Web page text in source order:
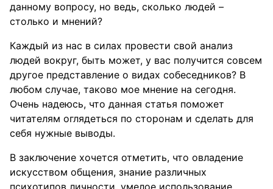
данному вопросу, но ведь, сколько людей –
столько и мнений?
Каждый из нас в силах провести свой анализ
людей вокруг, быть может, у вас получится совсем
другое представление о видах собеседников? В
любом случае, таково мое мнение на сегодня.
Очень надеюсь, что данная статья поможет
читателям оглядеться по сторонам и сделать для
себя нужные выводы.
В заключение хочется отметить, что овладение
искусством общения, знание различных
психотипов личности, умелое использование